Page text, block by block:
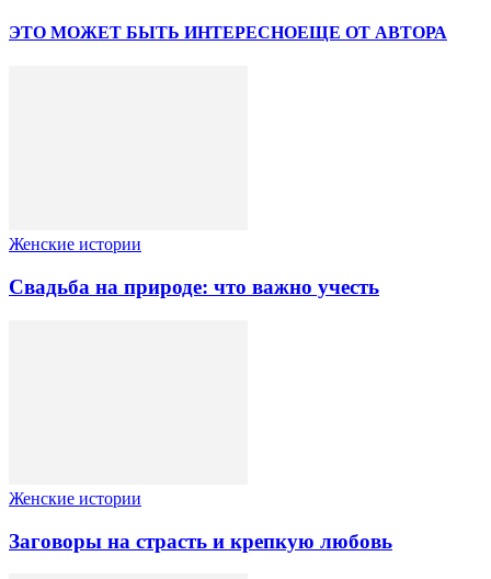
ЭТО МОЖЕТ БЫТЬ ИНТЕРЕСНОЕЩЕ ОТ АВТОРА
Женские истории
Свадьба на природе: что важно учесть
Женские истории
Заговоры на страсть и крепкую любовь